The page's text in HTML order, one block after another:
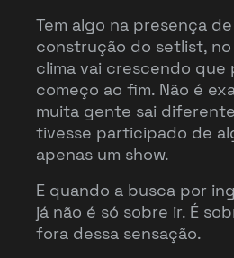
Tem algo na presença
construção do setlist,
clima vai crescendo que
começo ao fim. Não é
muita gente sai
tivesse participado de
apenas um show.
E quando a busca por
já não é só sobre ir. É
fora dessa sensação.